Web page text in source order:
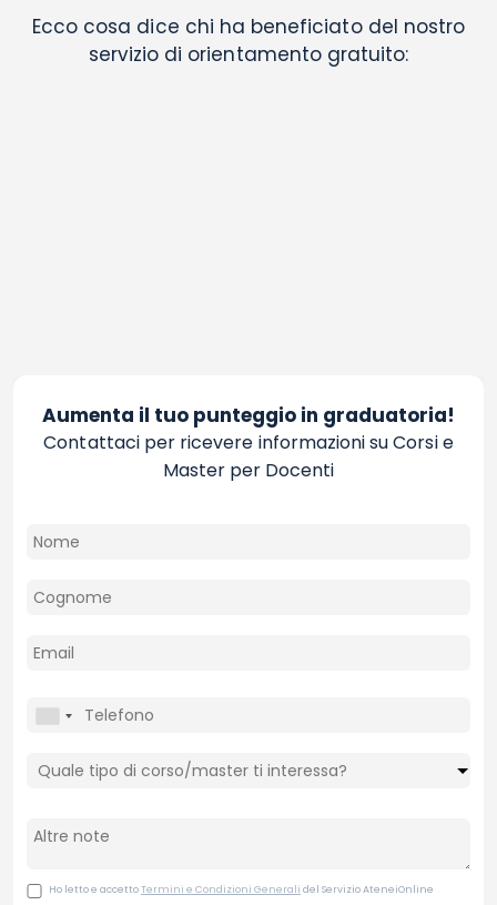
Ecco cosa dice chi ha beneficiato del nostro
servizio di orientamento gratuito:
Aumenta il tuo punteggio in graduatoria!
Contattaci per ricevere informazioni su Corsi e
Master per Docenti
Ho letto e accettoTermini e Condizioni Generali del Servizio AteneiOnline